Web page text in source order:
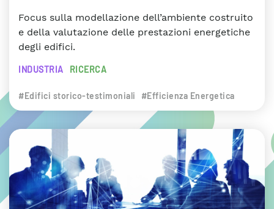
Focus sulla modellazione dell’ambiente costruito
e della valutazione delle prestazioni energetiche
degli edifici.
INDUSTRIA RICERCA
#Edifici storico-testimoniali #Efficienza Energetica